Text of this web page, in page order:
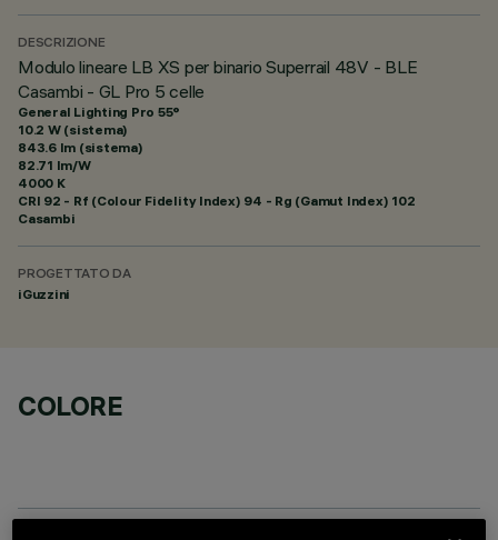
DESCRIZIONE
Modulo lineare LB XS per binario Superrail 48V - BLE
Casambi - GL Pro 5 celle
General Lighting Pro 55°
10.2 W (sistema)
843.6 lm (sistema)
82.71 lm/W
4000 K
CRI 92 - Rf (Colour Fidelity Index) 94 - Rg (Gamut Index) 102
Casambi
PROGETTATO DA
iGuzzini
COLORE